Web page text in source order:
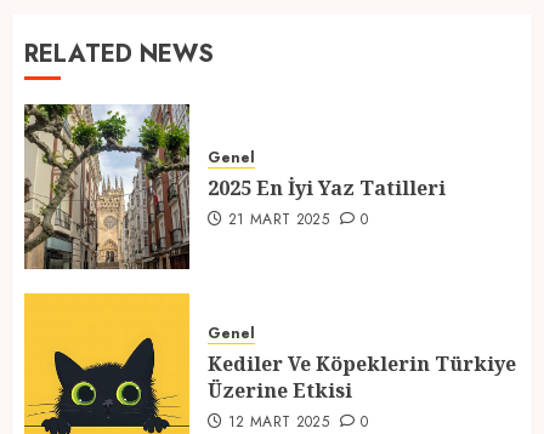
RELATED NEWS
Genel
2025 En İyi Yaz Tatilleri
21 MART 2025 0
Genel
Kediler Ve Köpeklerin Türkiye
Üzerine Etkisi
12 MART 2025 0